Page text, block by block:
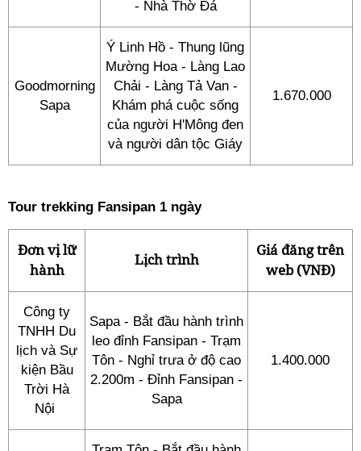
- Nhà Thờ Đá
Goodmorning
Sapa
Ý Linh Hồ - Thung lũng
Mường Hoa - Làng Lao
Chải - Làng Tả Van -
Khám phá cuộc sống
của người H'Mông đen
và người dân tộc Giáy
1.670.000
Tour trekking Fansipan 1 ngày
Đơn vị lữ
hành
Lịch trình
Giá đăng trên
web (VNĐ)
Công ty
TNHH Du
lịch và Sự
kiện Bầu
Trời Hà
Nội
Sapa - Bắt đầu hành trình
leo đỉnh Fansipan - Trạm
Tôn - Nghỉ trưa ở độ cao
2.200m - Đỉnh Fansipan -
Sapa
1.400.000